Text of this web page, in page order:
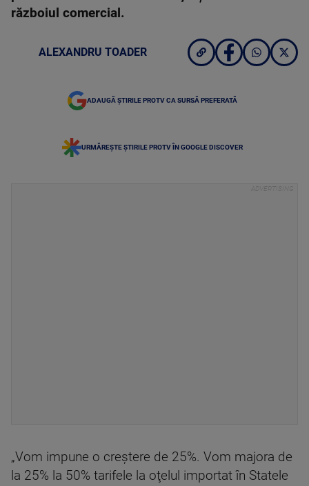
războiul comercial.
ALEXANDRU TOADER
ADAUGĂ ȘTIRILE PROTV CA SURSĂ PREFERATĂ
URMĂREȘTE ȘTIRILE PROTV ÎN GOOGLE DISCOVER
„Vom impune o creştere de 25%. Vom majora de
la 25% la 50% tarifele la oţelul importat în Statele